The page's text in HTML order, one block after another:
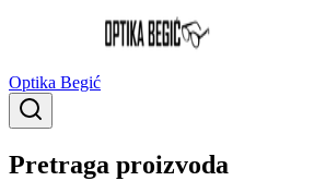
Optika Begić
Pretraga proizvoda